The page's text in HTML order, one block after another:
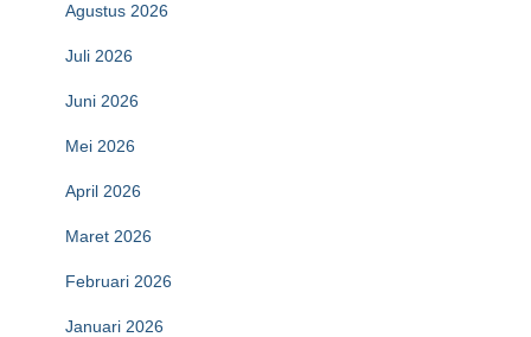
Agustus 2026
Juli 2026
Juni 2026
Mei 2026
April 2026
Maret 2026
Februari 2026
Januari 2026